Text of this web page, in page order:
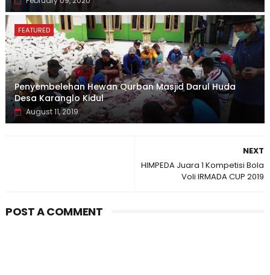
FEATURED
Penyembelehan Hewan Qurban Masjid Darul Huda
Desa Karanglo Kidul
August 11, 2019
NEXT
HIMPEDA Juara 1 Kompetisi Bola
Voli IRMADA CUP 2019
POST A COMMENT